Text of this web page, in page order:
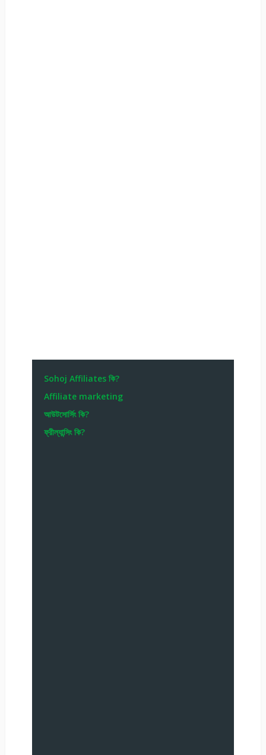
Sohoj Affiliates কি?
Affiliate marketing
আউটসোর্সিং কি?
ফ্রীল্যান্সিং কি?